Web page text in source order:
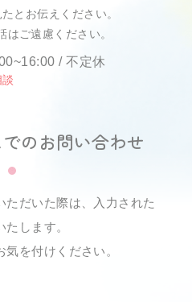
とお伝えください。
はご遠慮ください。
/ 不定休
のお問い合わせ
ただいた際は、入力された
します。
を付けください。